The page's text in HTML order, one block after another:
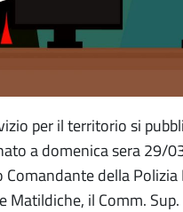
per il territorio si
a domenica sera 29/
della Polizia
Matildiche, il Comm.